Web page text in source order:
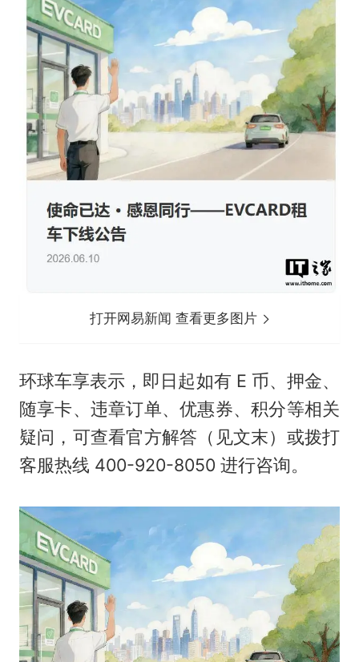
打开网易新闻 查看更多图片
环球车享表示，即日起如有 E 币、押金、
随享卡、违章订单、优惠券、积分等相关
疑问，可查看官方解答（见文末）或拨打
客服热线 400-920-8050 进行咨询。